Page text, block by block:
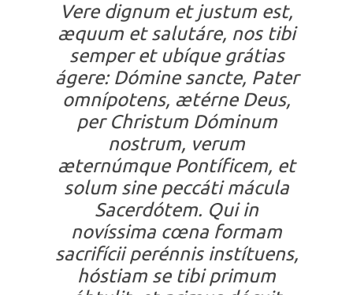
Vere dignum et justum est,
æquum et salutáre, nos tibi
semper et ubíque grátias
ágere: Dómine sancte, Pater
omnípotens, ætérne Deus,
per Christum Dóminum
nostrum, verum
æternúmque Pontíficem, et
solum sine peccáti mácula
Sacerdótem. Qui in
novíssima cœna formam
sacrifícii perénnis instítuens,
hóstiam se tibi primum